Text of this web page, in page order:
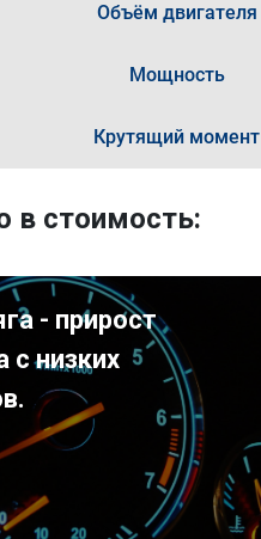
Объём двигателя
Мощность
Крутящий момент
в стоимость:
- прирост
с низких